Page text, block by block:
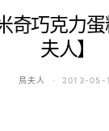
奇巧克力
夫人】
鳥夫人 2013-05-